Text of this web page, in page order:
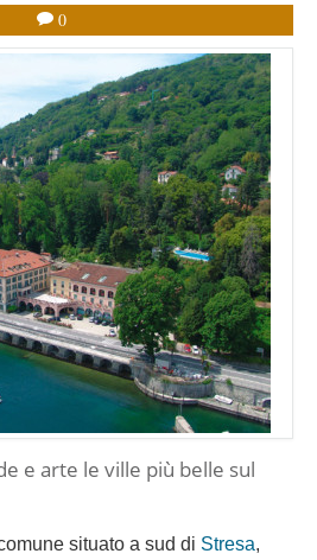
0
e arte le ville più belle sul
situato a sud di Stresa,